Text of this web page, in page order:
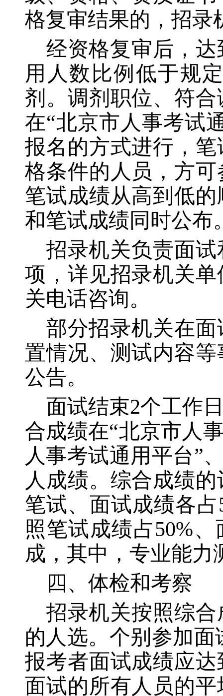
格复审结果的，招录
经资格复审后，
用人数比例低于规
剂。调剂职位、符
在“北京市人事考试
报名的方式进行，
格条件的人员，方
笔试成绩从高到低
和笔试成绩同时公布
招录机关负责面
项，详见招录机关
关电话咨询。
部分招录机关在
置情况、测试内容
公告。
面试结束2个工作
合成绩在“北京市人
人事考试通用平台”
人成绩。综合成绩
笔试、面试成绩各
照笔试成绩占50%
成，其中，专业能力
四、体检和考察
招录机关按照综
的人选。个别参加
报考者面试成绩应
面试的所有人员的